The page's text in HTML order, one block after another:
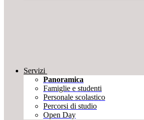
Servizi
Panoramica
Famiglie e studenti
Personale scolastico
Percorsi di studio
Open Day